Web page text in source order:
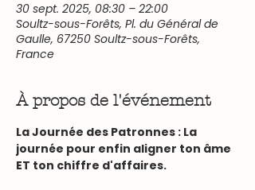
30 sept. 2025, 08:30 – 22:00
Soultz-sous-Forêts, Pl. du Général de
Gaulle, 67250 Soultz-sous-Forêts,
France
À propos de l'événement
La Journée des Patronnes : La
journée pour enfin aligner ton âme
ET ton chiffre d'affaires.